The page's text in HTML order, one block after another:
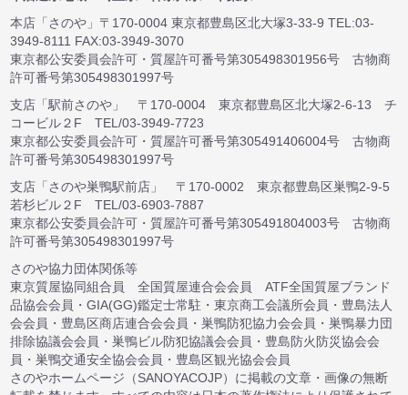
本店「さのや」〒170-0004 東京都豊島区北大塚3-33-9 TEL:03-
3949-8111 FAX:03-3949-3070
東京都公安委員会許可・質屋許可番号第305498301956号 古物商
許可番号第305498301997号
支店「駅前さのや」 〒170-0004 東京都豊島区北大塚2-6-13 チ
コービル２F TEL/03-3949-7723
東京都公安委員会許可・質屋許可番号第305491406004号 古物商
許可番号第305498301997号
支店「さのや巣鴨駅前店」 〒170-0002 東京都豊島区巣鴨2-9-5
若杉ビル２F TEL/03-6903-7887
東京都公安委員会許可・質屋許可番号第305491804003号 古物商
許可番号第305498301997号
さのや協力団体関係等
東京質屋協同組合員 全国質屋連合会会員 ATF全国質屋ブランド
品協会会員・GIA(GG)鑑定士常駐・東京商工会議所会員・豊島法人
会会員・豊島区商店連合会会員・巣鴨防犯協力会会員・巣鴨暴力団
排除協議会会員・巣鴨ビル防犯協議会会員・豊島防火防災協会会
員・巣鴨交通安全協会会員・豊島区観光協会会員
さのやホームページ（SANOYACOJP）に掲載の文章・画像の無断